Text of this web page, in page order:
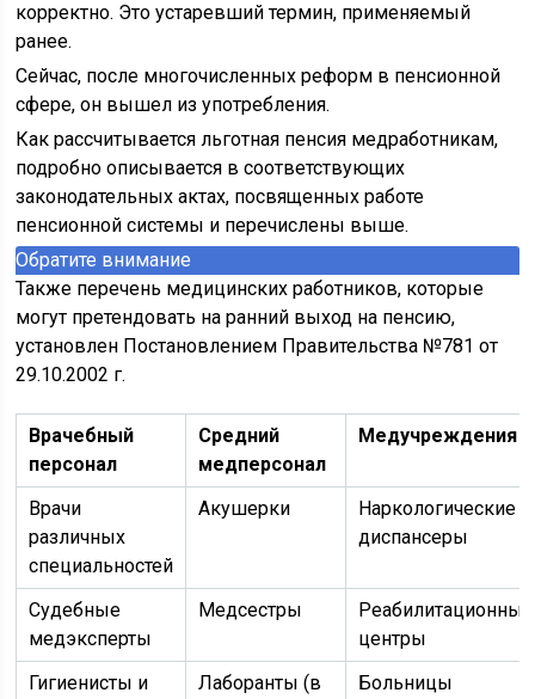
корректно. Это устаревший термин, применяемый
ранее.
Сейчас, после многочисленных реформ в пенсионной
сфере, он вышел из употребления.
Как рассчитывается льготная пенсия медработникам,
подробно описывается в соответствующих
законодательных актах, посвященных работе
пенсионной системы и перечислены выше.
Обратите внимание
Также перечень медицинских работников, которые
могут претендовать на ранний выход на пенсию,
установлен Постановлением Правительства №781 от
29.10.2002 г.
Врачебный
персонал
Средний
медперсонал
Медучреждения
Врачи
различных
специальностей
Акушерки
Наркологические
диспансеры
Судебные
медэксперты
Медсестры
Реабилитационные
центры
Гигиенисты и
Лаборанты (в
Больницы